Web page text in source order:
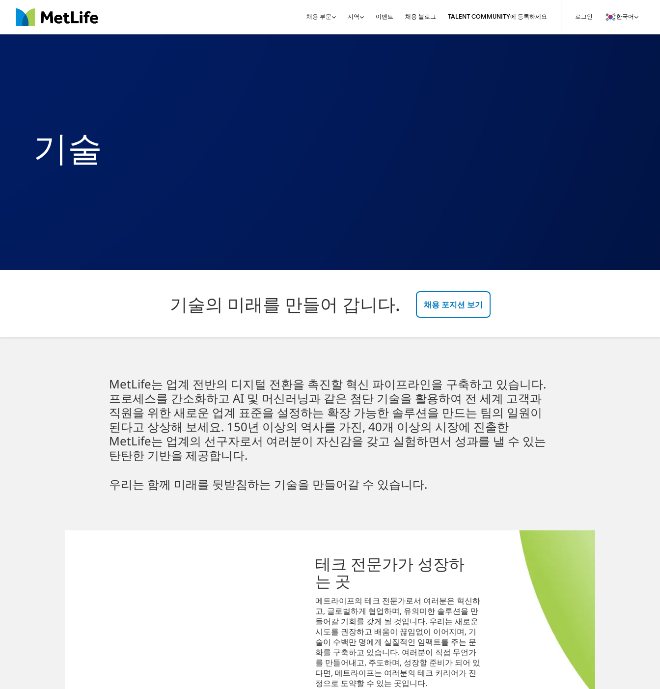
MetLife 채용 부문 지역 이벤트 채용 블로그 TALENT COMMUNITY에 등록하세요 로그인 한국어
기술
기술의 미래를 만들어 갑니다. 채용 포지션 보기
MetLife는 업계 전반의 디지털 전환을 촉진할 혁신 파이프라인을 구축하고 있습니다.
프로세스를 간소화하고 AI 및 머신러닝과 같은 첨단 기술을 활용하여 전 세계 고객과
직원을 위한 새로운 업계 표준을 설정하는 확장 가능한 솔루션을 만드는 팀의 일원이
된다고 상상해 보세요. 150년 이상의 역사를 가진, 40개 이상의 시장에 진출한
MetLife는 업계의 선구자로서 여러분이 자신감을 갖고 실험하면서 성과를 낼 수 있는
탄탄한 기반을 제공합니다.
우리는 함께 미래를 뒷받침하는 기술을 만들어갈 수 있습니다.
테크 전문가가 성장하
는 곳
메트라이프의 테크 전문가로서 여러분은 혁신하
고, 글로벌하게 협업하며, 유의미한 솔루션을 만
들어갈 기회를 갖게 될 것입니다. 우리는 새로운
시도를 권장하고 배움이 끊임없이 이어지며, 기
술이 수백만 명에게 실질적인 임팩트를 주는 문
화를 구축하고 있습니다. 여러분이 직접 무언가
를 만들어내고, 주도하며, 성장할 준비가 되어 있
다면, 메트라이프는 여러분의 테크 커리어가 진
정으로 도약할 수 있는 곳입니다.